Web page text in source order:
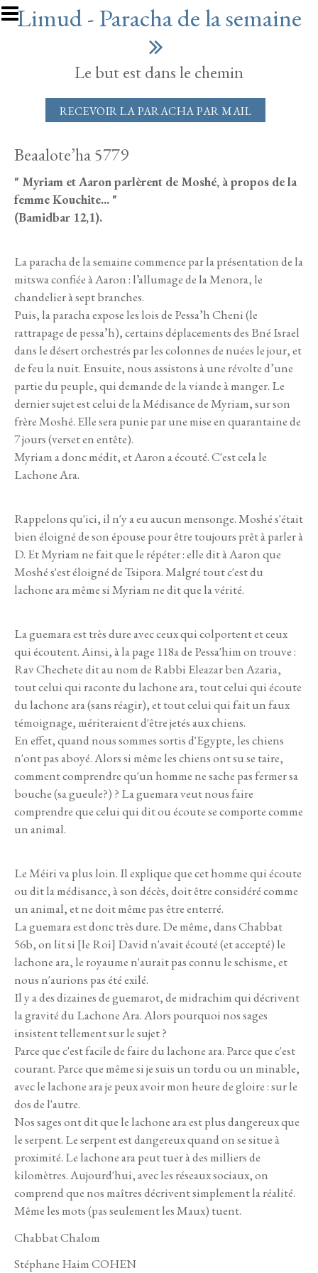
Aller au contenu principal
Limud - Paracha de la semaine
Le but est dans le chemin
RECEVOIR LA PARACHA PAR MAIL
Beaalote’ha 5779
" Myriam et Aaron parlèrent de Moshé, à propos de la
femme Kouchite... "
(Bamidbar 12,1).
La paracha de la semaine commence par la présentation de la
mitswa confiée à Aaron : l’allumage de la Menora, le
chandelier à sept branches.
Puis, la paracha expose les lois de Pessa’h Cheni (le
rattrapage de pessa’h), certains déplacements des Bné Israel
dans le désert orchestrés par les colonnes de nuées le jour, et
de feu la nuit. Ensuite, nous assistons à une révolte d’une
partie du peuple, qui demande de la viande à manger. Le
dernier sujet est celui de la Médisance de Myriam, sur son
frère Moshé. Elle sera punie par une mise en quarantaine de
7 jours (verset en entête).
Myriam a donc médit, et Aaron a écouté. C'est cela le
Lachone Ara.
Rappelons qu'ici, il n'y a eu aucun mensonge. Moshé s'était
bien éloigné de son épouse pour être toujours prêt à parler à
D. Et Myriam ne fait que le répéter : elle dit à Aaron que
Moshé s'est éloigné de Tsipora. Malgré tout c'est du
lachone ara même si Myriam ne dit que la vérité.
La guemara est très dure avec ceux qui colportent et ceux
qui écoutent. Ainsi, à la page 118a de Pessa'him on trouve :
Rav Chechete dit au nom de Rabbi Eleazar ben Azaria,
tout celui qui raconte du lachone ara, tout celui qui écoute
du lachone ara (sans réagir), et tout celui qui fait un faux
témoignage, mériteraient d'être jetés aux chiens.
En effet, quand nous sommes sortis d'Egypte, les chiens
n'ont pas aboyé. Alors si même les chiens ont su se taire,
comment comprendre qu'un homme ne sache pas fermer sa
bouche (sa gueule?) ? La guemara veut nous faire
comprendre que celui qui dit ou écoute se comporte comme
un animal.
Le Méiri va plus loin. Il explique que cet homme qui écoute
ou dit la médisance, à son décès, doit être considéré comme
un animal, et ne doit même pas être enterré.
La guemara est donc très dure. De même, dans Chabbat
56b, on lit si [le Roi] David n'avait écouté (et accepté) le
lachone ara, le royaume n'aurait pas connu le schisme, et
nous n'aurions pas été exilé.
Il y a des dizaines de guemarot, de midrachim qui décrivent
la gravité du Lachone Ara. Alors pourquoi nos sages
insistent tellement sur le sujet ?
Parce que c'est facile de faire du lachone ara. Parce que c'est
courant. Parce que même si je suis un tordu ou un minable,
avec le lachone ara je peux avoir mon heure de gloire : sur le
dos de l'autre.
Nos sages ont dit que le lachone ara est plus dangereux que
le serpent. Le serpent est dangereux quand on se situe à
proximité. Le lachone ara peut tuer à des milliers de
kilomètres. Aujourd'hui, avec les réseaux sociaux, on
comprend que nos maîtres décrivent simplement la réalité.
Même les mots (pas seulement les Maux) tuent.
Chabbat Chalom
Stéphane Haim COHEN